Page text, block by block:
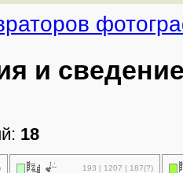
и
18
193 | 1207 | 187(?)